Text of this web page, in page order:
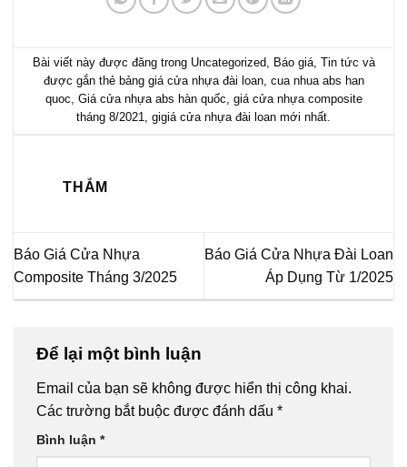
Bài viết này được đăng trong Uncategorized, Báo giá, Tin tức và
được gắn thẻ bảng giá cửa nhựa đài loan, cua nhua abs han
quoc, Giá cửa nhựa abs hàn quốc, giá cửa nhựa composite
tháng 8/2021, gigiá cửa nhựa đài loan mới nhất.
THẮM
Báo Giá Cửa Nhựa
Composite Tháng 3/2025
Báo Giá Cửa Nhựa Đài Loan
Áp Dụng Từ 1/2025
Để lại một bình luận
Email của bạn sẽ không được hiển thị công khai.
Các trường bắt buộc được đánh dấu *
Bình luận *